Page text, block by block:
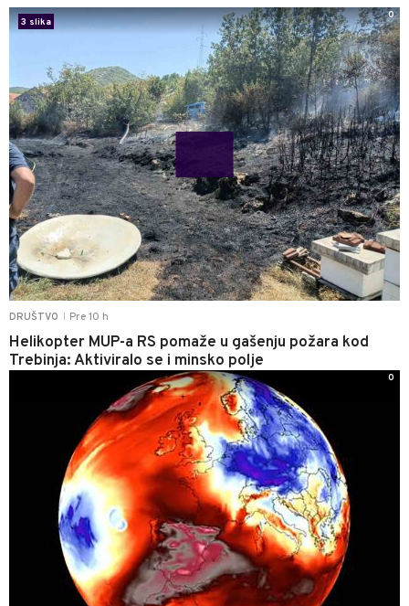
DRUŠTVO Pre 10 h
Helikopter MUP-a RS pomaže u gašenju požara kod
Trebinja: Aktiviralo se i minsko polje
3 slika
0
0